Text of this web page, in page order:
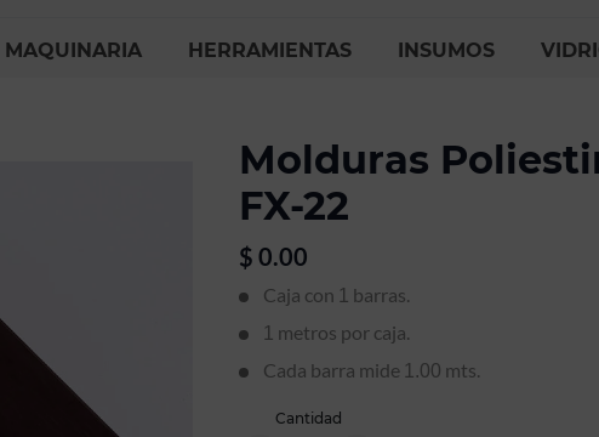
MAQUINARIA HERRAMIENTAS INSUMOS
Molduras
FX-22
$ 0.00
Caja con 1 barras.
1 metros por caja.
Cada barra mide 1.00 mts.
Cantidad